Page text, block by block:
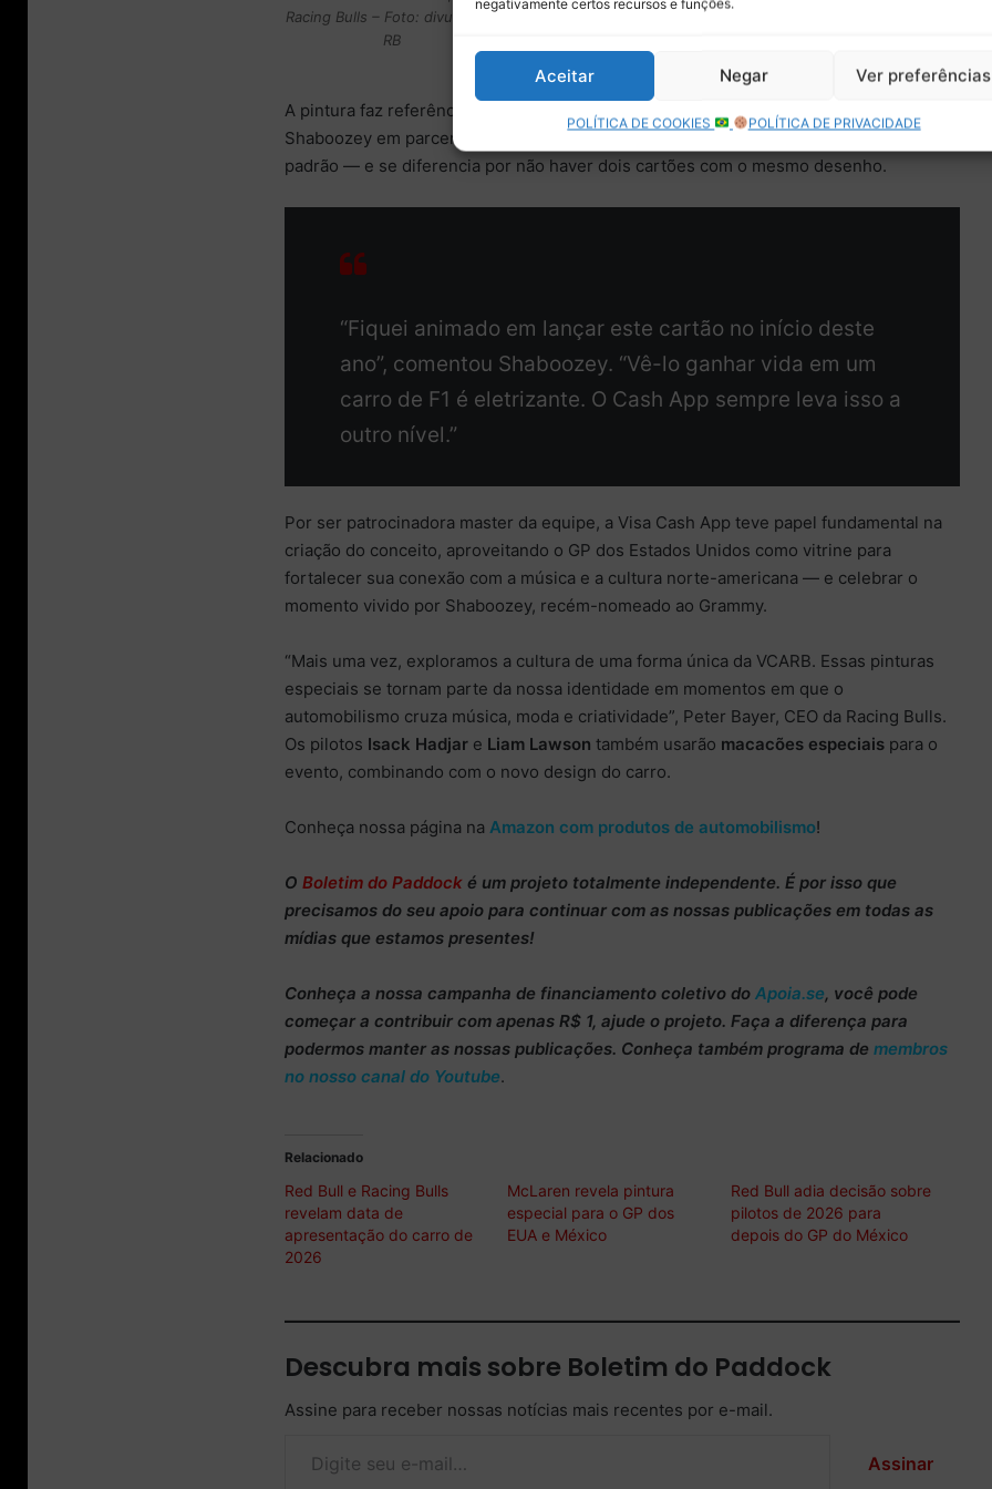
negativamente certos recursos e funções.
Aceitar Negar Ver preferências
POLÍTICA DE COOKIES POLÍTICA DE PRIVACIDADE
Racing Bulls – Foto: divulgação
RB
Racing Bulls – Foto: divulgação
A pintura faz referência ao Cash App Tortoise Card
, cartão personalizado lançado por
Shaboozey em parceria com a Visa Cash App, que apresenta exatamente o mesmo
padrão — e se diferencia por não haver dois cartões com o mesmo desenho.
“Fiquei animado em lançar este cartão no início deste
ano”, comentou Shaboozey. “Vê-lo ganhar vida em um
carro de F1 é eletrizante. O Cash App sempre leva isso a
outro nível.”
Por ser patrocinadora master da equipe, a Visa Cash App teve papel fundamental na
criação do conceito, aproveitando o GP dos Estados Unidos como vitrine para
fortalecer sua conexão com a música e a cultura norte-americana — e celebrar o
momento vivido por Shaboozey, recém-nomeado ao Grammy.
“Mais uma vez, exploramos a cultura de uma forma única da VCARB. Essas pinturas
especiais se tornam parte da nossa identidade em momentos em que o
automobilismo cruza música, moda e criatividade”, Peter Bayer, CEO da Racing Bulls.
Os pilotos Isack Hadjar e Liam Lawson também usarão macacões especiais para o
evento, combinando com o novo design do carro.
Conheça nossa página na Amazon com produtos de automobilismo!
O Boletim do Paddock é um projeto totalmente independente. É por isso que
precisamos do seu apoio para continuar com as nossas publicações em todas as
mídias que estamos presentes!
Conheça a nossa campanha de financiamento coletivo do Apoia.se, você pode
começar a contribuir com apenas R$ 1, ajude o projeto. Faça a diferença para
podermos manter as nossas publicações. Conheça também programa de membros
no nosso canal do Youtube.
Relacionado
Red Bull e Racing Bulls
revelam data de
apresentação do carro de
2026
McLaren revela pintura
especial para o GP dos
EUA e México
Red Bull adia decisão sobre
pilotos de 2026 para
depois do GP do México
Descubra mais sobre Boletim do Paddock
Assine para receber nossas notícias mais recentes por e-mail.
Assinar